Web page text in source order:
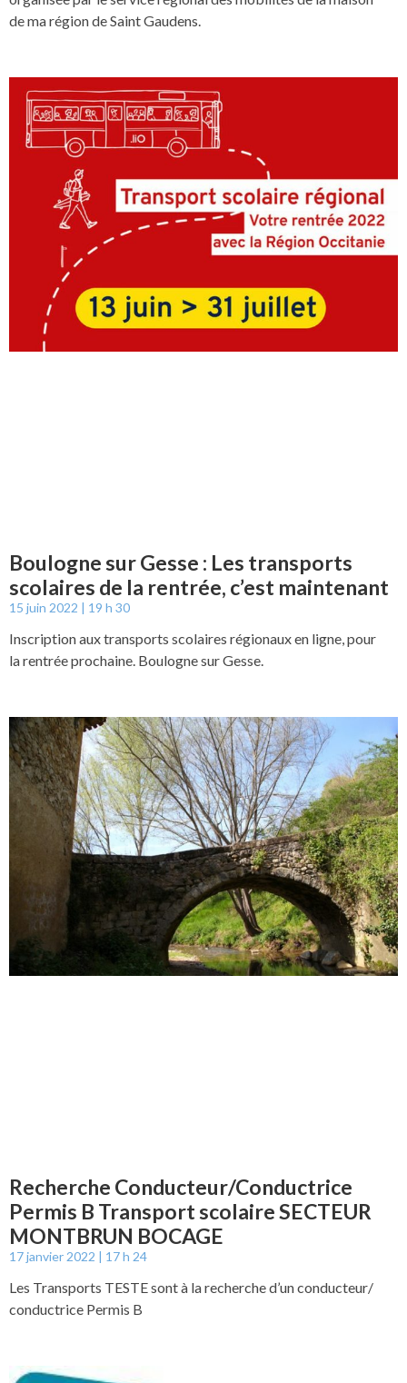
de ma région de Saint Gaudens.
Boulogne sur Gesse : Les transports
scolaires de la rentrée, c’est maintenant
15 juin 2022 19 h 30
Inscription aux transports scolaires régionaux en ligne, pour
la rentrée prochaine. Boulogne sur Gesse.
Recherche Conducteur/Conductrice
Permis B Transport scolaire SECTEUR
MONTBRUN BOCAGE
17 janvier 2022 17 h 24
Les Transports TESTE sont à la recherche d’un conducteur/
conductrice Permis B